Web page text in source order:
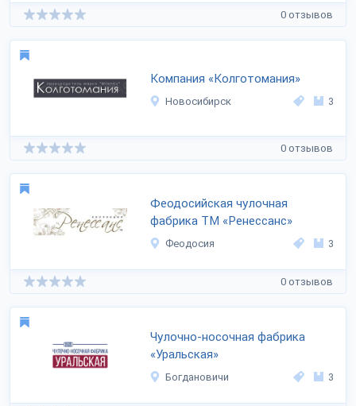
0 отзывов
Компания «Колготомания»
Новосибирск 3
0 отзывов
Феодосийская чулочная
фабрика ТМ «Ренессанс»
Феодосия 3
0 отзывов
Чулочно-носочная фабрика
«Уральская»
Богдановичи 3